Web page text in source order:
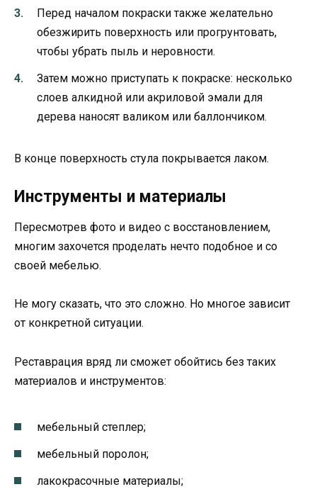
Перед началом покраски также желательно
обезжирить поверхность или прогрунтовать,
чтобы убрать пыль и неровности.
Затем можно приступать к покраске: несколько
слоев алкидной или акриловой эмали для
дерева наносят валиком или баллончиком.
В конце поверхность стула покрывается лаком.
Инструменты и материалы
Пересмотрев фото и видео с восстановлением,
многим захочется проделать нечто подобное и со
своей мебелью.
Не могу сказать, что это сложно. Но многое зависит
от конкретной ситуации.
Реставрация вряд ли сможет обойтись без таких
материалов и инструментов:
мебельный степлер;
мебельный поролон;
лакокрасочные материалы;